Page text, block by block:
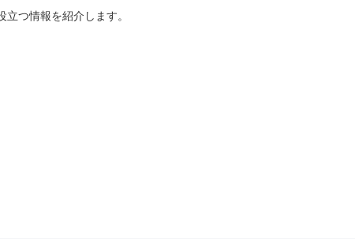
つ情報を紹介します。